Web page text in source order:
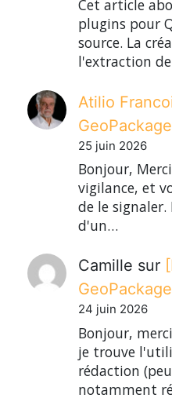
Cet article
plugins pour
source. La
l'extraction
Atilio
25 juin 2026
Bonjour,
vigilance, et
de le
d'un…
Camille sur
24 juin 2026
Bonjour,
je trouve
rédaction
notamment